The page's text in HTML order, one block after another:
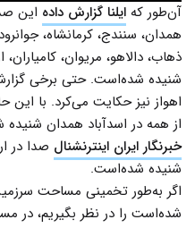
آن‌طور که ایلنا گزارش داده این
همدان، سنندج، کرمانشاه،
ذهاب، دالاهو، مریوان، کامیاران،
شنیده شده‌است. حتی برخی
اهواز نیز حکایت می‌کرد. با
از همه در اسد‌آباد همدان
خبرنگار ایران اینترنشنال صدا در
شنیده شده‌است.
اگر به‌طور تخمینی مساحت